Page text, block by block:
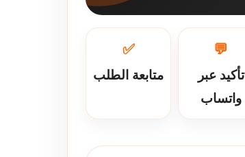
💬
تأكيد عبر
واتساب
✅
متابعة الطلب